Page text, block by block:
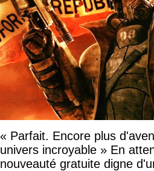
« Parfait. Encore plus
univers incroyable » En
nouveauté gratuite digne